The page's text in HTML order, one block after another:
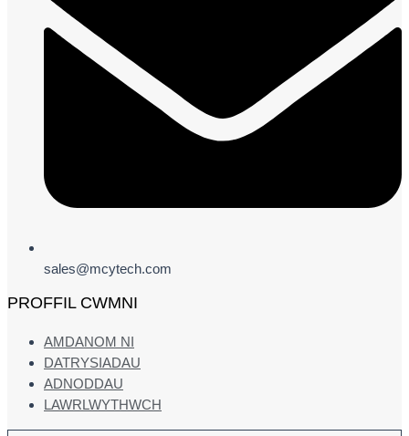
sales@mcytech.com
PROFFIL CWMNI
AMDANOM NI
DATRYSIADAU
ADNODDAU
LAWRLWYTHWCH